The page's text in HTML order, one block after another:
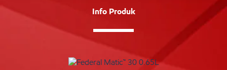
Info Produk